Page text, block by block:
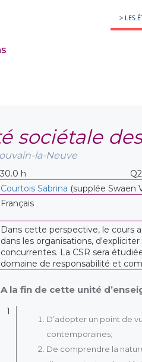
> LES
sociétale
la-Neuve
30.0 h Q2
Courtois Sabrina (supplée Swaen
Français
Dans cette perspective, le cours
dans les organisations,
concurrentes. La CSR sera
domaine de responsabilité et
A la fin de cette unité
1
D’adopter un point de
contemporaines;
De comprendre la